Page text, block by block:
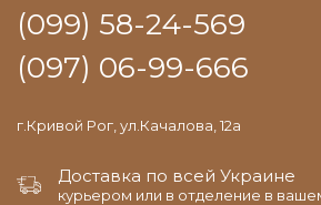
(099) 58-24-569
(097) 06-99-666
г.Кривой Рог, ул.Качалова, 12а
Доставка по всей Украине
курьером или в отделение в